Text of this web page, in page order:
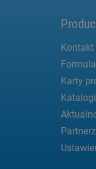
Kontakt
Karty
Katalogi